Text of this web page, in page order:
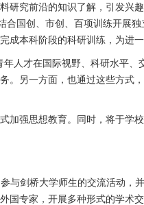
研究前沿的知识了解，引发兴
国创、市创、百项训练开展
本科阶段的科研训练，为进
年人才在国际视野、科研水平、
。另一方面，也通过这些方式
加强思想教育。同时，将于学
参与剑桥大学师生的交流活动，
国专家，开展多种形式的学术